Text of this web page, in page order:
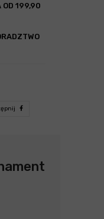
OD 199,90